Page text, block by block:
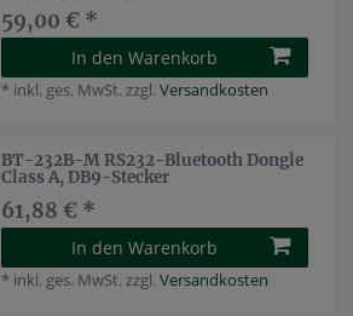
59,00 € *
In den Warenkorb
* inkl. ges. MwSt.zzgl.Versandkosten
BT-232B-M RS232-Bluetooth Dongle
Class A, DB9-Stecker
61,88 € *
In den Warenkorb
* inkl. ges. MwSt.zzgl.Versandkosten